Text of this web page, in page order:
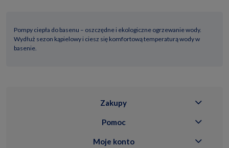
Pompy ciepła do basenu – oszczędne i ekologiczne ogrzewanie wody.
Wydłuż sezon kąpielowy i ciesz się komfortową temperaturą wody w
basenie.
Zakupy
Pomoc
Moje konto